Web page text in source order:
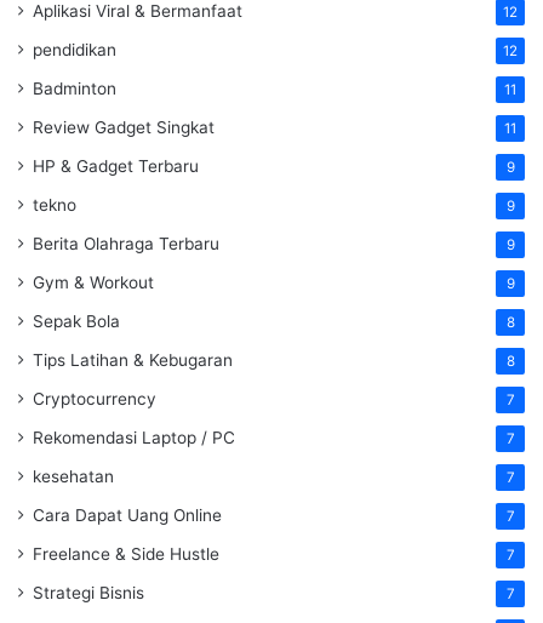
Aplikasi Viral & Bermanfaat 12
pendidikan 12
Badminton 11
Review Gadget Singkat 11
HP & Gadget Terbaru 9
tekno 9
Berita Olahraga Terbaru 9
Gym & Workout 9
Sepak Bola 8
Tips Latihan & Kebugaran 8
Cryptocurrency 7
Rekomendasi Laptop / PC 7
kesehatan 7
Cara Dapat Uang Online 7
Freelance & Side Hustle 7
Strategi Bisnis 7